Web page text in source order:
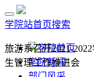
学院站首页搜索
学院首页
学院新闻
旅游系召开2021-
生管理工作推进会